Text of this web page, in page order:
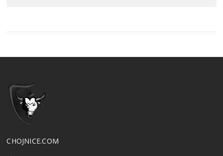
CHOJNICE.COM